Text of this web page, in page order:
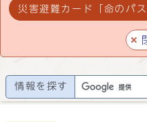
災害避難カード「命のパス
情報を探す